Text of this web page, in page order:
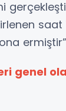
saat
genel